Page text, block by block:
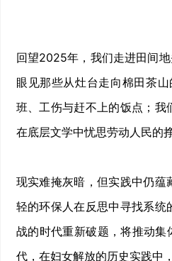
回望2025年，我们走进田间
眼见那些从灶台走向棉田茶
班、工伤与赶不上的饭点；
在底层文学中忧思劳动人民的
现实难掩灰暗，但实践中仍
轻的环保人在反思中寻找系
战的时代重新破题，将推动集
代，在妇女解放的历史实践中